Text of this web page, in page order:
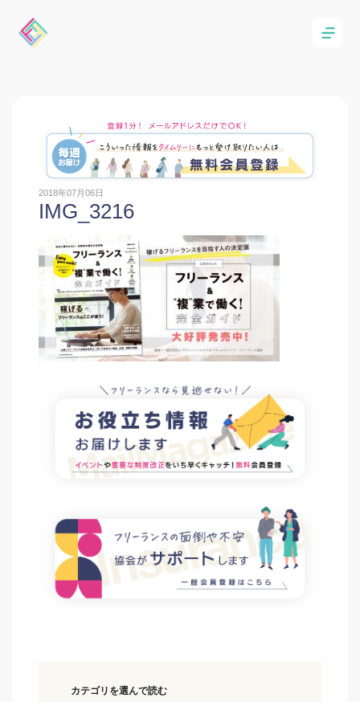
2018年07月06日
IMG_3216
カテゴリを選んで読む